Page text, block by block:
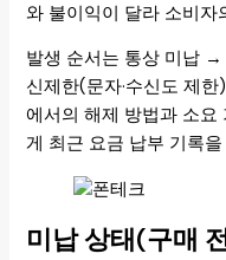
와 불이익이 달라 소비자
발생 순서는 통상 미납
신제한(문자·수신도 제
에서의 해제 방법과 소요
게 최근 요금 납부 기록
미납 상태(구매